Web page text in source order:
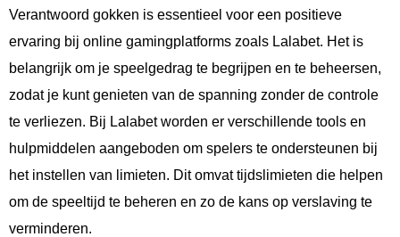
Verantwoord gokken is essentieel voor een positieve
ervaring bij online gamingplatforms zoals Lalabet. Het is
belangrijk om je speelgedrag te begrijpen en te beheersen,
zodat je kunt genieten van de spanning zonder de controle
te verliezen. Bij Lalabet worden er verschillende tools en
hulpmiddelen aangeboden om spelers te ondersteunen bij
het instellen van limieten. Dit omvat tijdslimieten die helpen
om de speeltijd te beheren en zo de kans op verslaving te
verminderen.